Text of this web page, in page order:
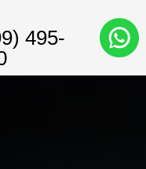
495-